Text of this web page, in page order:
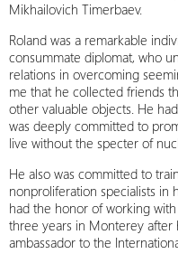
Mikhailovich Timerbaev.
Roland was a remarkable
consummate diplomat, who
relations in overcoming
me that he collected friends
other valuable objects. He
was deeply committed to
live without the specter of
He also was committed to
nonproliferation specialists in
had the honor of working
three years in Monterey after
ambassador to the